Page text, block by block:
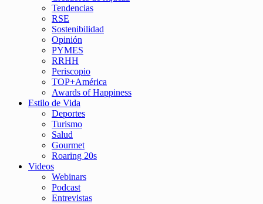
Tendencias
RSE
Sostenibilidad
Opinión
PYMES
RRHH
Periscopio
TOP+América
Awards of Happiness
Estilo de Vida
Deportes
Turismo
Salud
Gourmet
Roaring 20s
Videos
Webinars
Podcast
Entrevistas